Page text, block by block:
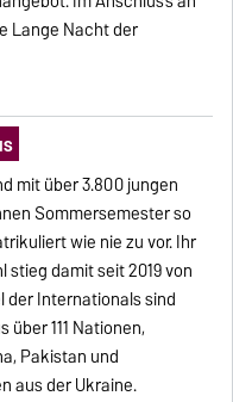
Lange Nacht der
mit über 3.800 jungen
Sommersemester so
wie nie zu vor. Ihr
damit seit 2019 von
der Internationals sind
111 Nationen,
Pakistan und
aus der Ukraine.